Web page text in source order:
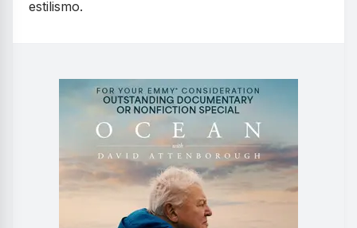
estilismo.